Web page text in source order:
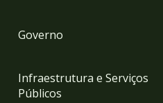
Governo
Infraestrutura e Serviços
Públicos